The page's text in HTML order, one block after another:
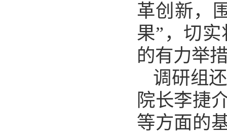
革创新，
果” ，切
的有力举
调研组
院长李捷
等方面的